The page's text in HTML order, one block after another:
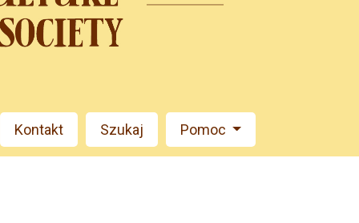
Kontakt Szukaj Pomoc